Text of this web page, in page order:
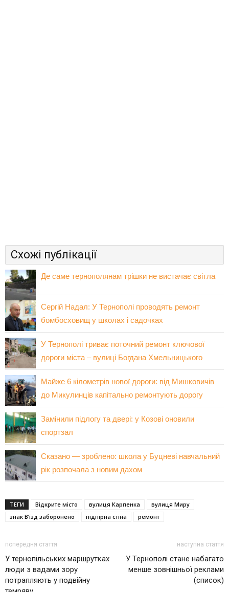
Схожі публікації
Де саме тернополянам трішки не вистачає світла
Сергій Надал: У Тернополі проводять ремонт
бомбосховищ у школах і садочках
У Тернополі триває поточний ремонт ключової
дороги міста – вулиці Богдана Хмельницького
Майже 6 кілометрів нової дороги: від Мишковичів
до Микулинців капітально ремонтують дорогу
Замінили підлогу та двері: у Козові оновили
спортзал
Сказано — зроблено: школа у Буцневі навчальний
рік розпочала з новим дахом
ТЕГИ Відкрите місто вулиця Карпенка
вулиця Миру
знак В’їзд заборонено
підпірна стіна ремонт
попередня стаття
У тернопільських маршрутках
люди з вадами зору
потрапляють у подвійну
наступна стаття
У Тернополі стане набагато
менше зовнішньої реклами
(список)